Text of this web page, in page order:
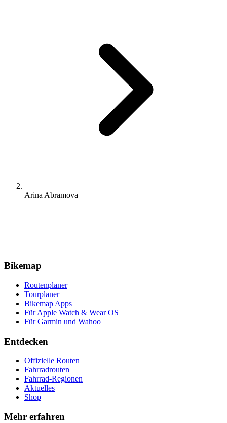
Arina Abramova
Bikemap
Routenplaner
Tourplaner
Bikemap Apps
Für Apple Watch & Wear OS
Für Garmin und Wahoo
Entdecken
Offizielle Routen
Fahrradrouten
Fahrrad-Regionen
Aktuelles
Shop
Mehr erfahren